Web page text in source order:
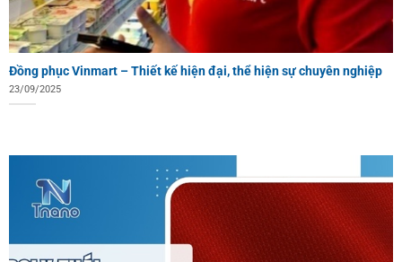
Đồng phục Vinmart – Thiết kế hiện đại, thể hiện sự chuyên nghiệp
23/09/2025